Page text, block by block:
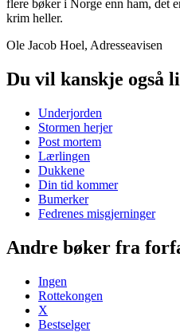
flere bøker i Norge enn ham, det
krim heller.
Ole Jacob Hoel, Adresseavisen
Du vil kanskje også
Underjorden
Stormen herjer
Post mortem
Lærlingen
Dukkene
Din tid kommer
Bumerker
Fedrenes misgjerninger
Andre bøker fra
Ingen
Rottekongen
X
Bestselger